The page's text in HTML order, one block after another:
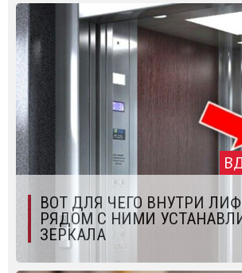
ВОТ ДЛЯ ЧЕГО ВНУТРИ
РЯДОМ С НИМИ
ЗЕРКАЛА